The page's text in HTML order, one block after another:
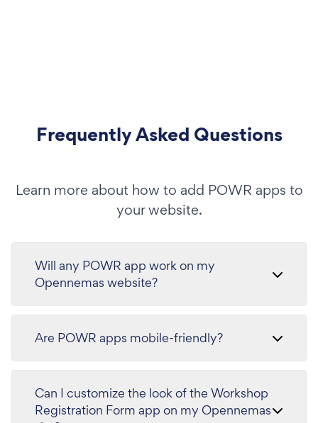
Frequently Asked Questions
Learn more about how to add POWR apps to
your website.
Will any POWR app work on my
Opennemas website?
Are POWR apps mobile-friendly?
Can I customize the look of the Workshop
Registration Form app on my Opennemas